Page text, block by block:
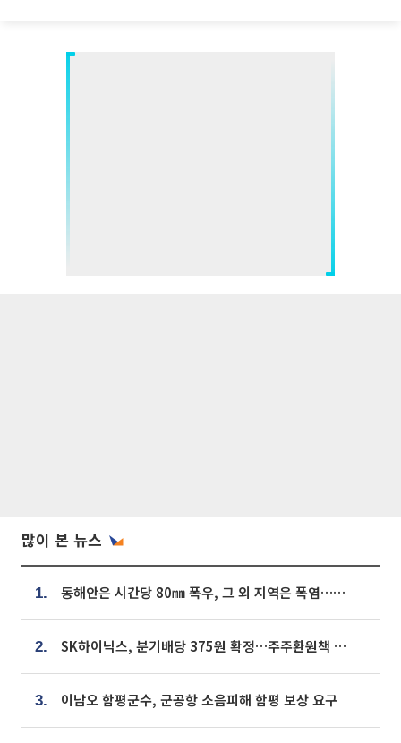
많이 본 뉴스
1. 동해안은 시간당 80㎜ 폭우, 그 외 지역은 폭염…‘극과 극 날씨’
2. SK하이닉스, 분기배당 375원 확정…주주환원책 9월로 앞당겨 발표
3. 이남오 함평군수, 군공항 소음피해 함평 보상 요구